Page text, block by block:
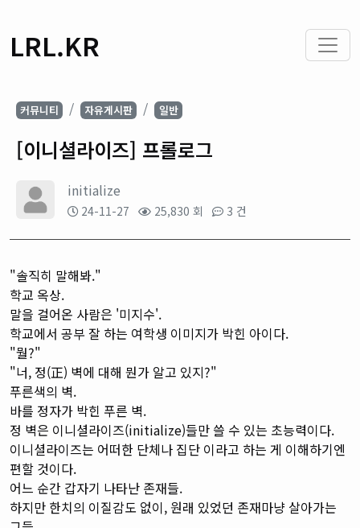
LRL.KR
커뮤니티 자유게시판 일반
[이니셜라이즈] 프롤로그
initialize
24-11-27 25,830 회 3 건
"솔직히 말해봐."
학교 옥상.
말을 걸어온 사람은 '미지수'.
학교에서 공부 잘 하는 여학생 이미지가 박힌 아이다.
"뭘?"
"너, 정(正) 벽에 대해 뭔가 알고 있지?"
푸른색의 벽.
바를 정자가 박힌 푸른 벽.
정 벽은 이니셜라이즈(initialize)들만 쓸 수 있는 초능력이다.
이니셜라이즈는 어떠한 단체나 집단 이라고 하는 게 이해하기엔
편할 것이다.
어느 순간 갑자기 나타난 존재들.
하지만 한치의 이질감도 없이, 원래 있었던 존재마냥 살아가는